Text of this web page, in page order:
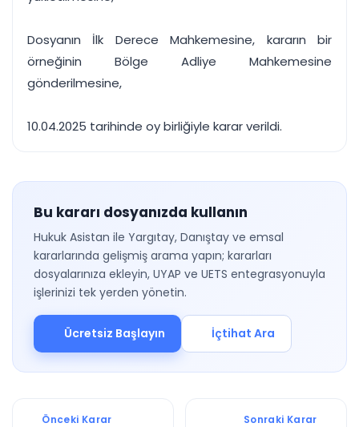
Dosyanın İlk Derece Mahkemesine, kararın bir
örneğinin Bölge Adliye Mahkemesine
gönderilmesine,
10.04.2025 tarihinde oy birliğiyle karar verildi.
Bu kararı dosyanızda kullanın
Hukuk Asistan ile Yargıtay, Danıştay ve emsal
kararlarında gelişmiş arama yapın; kararları
dosyalarınıza ekleyin, UYAP ve UETS entegrasyonuyla
işlerinizi tek yerden yönetin.
Ücretsiz Başlayın İçtihat Ara
Önceki Karar Sonraki Karar